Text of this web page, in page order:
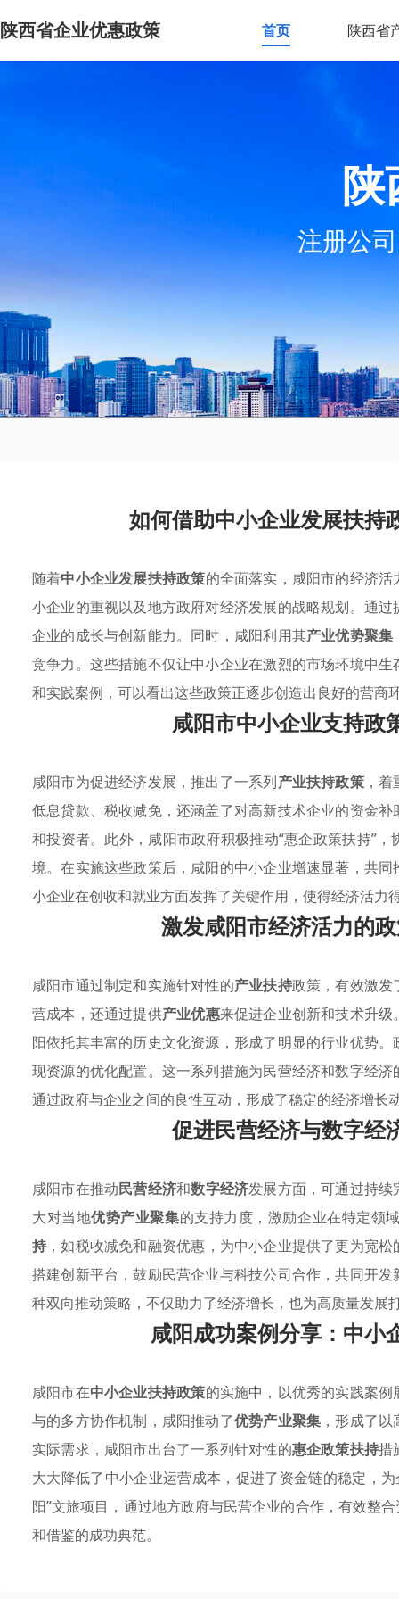
陕西省企业优惠政策 首页 陕西省
陕
注册公
如何借助中小企业发展扶持
随着中小企业发展扶持政策的全面落实，咸阳市的经济
小企业的重视以及地方政府对经济发展的战略规划。通过
企业的成长与创新能力。同时，咸阳利用其产业优势聚集
竞争力。这些措施不仅让中小企业在激烈的市场环境中
和实践案例，可以看出这些政策正逐步创造出良好的营商
咸阳市中小企业支持政
咸阳市为促进经济发展，推出了一系列产业扶持政策，着
低息贷款、税收减免，还涵盖了对高新技术企业的资金补
和投资者。此外，咸阳市政府积极推动“惠企政策扶持”
境。在实施这些政策后，咸阳的中小企业增速显著，共
小企业在创收和就业方面发挥了关键作用，使得经济活力
激发咸阳市经济活力的
咸阳市通过制定和实施针对性的产业扶持政策，有效激发
营成本，还通过提供产业优惠来促进企业创新和技术升
阳依托其丰富的历史文化资源，形成了明显的行业优势
现资源的优化配置。这一系列措施为民营经济和数字经
通过政府与企业之间的良性互动，形成了稳定的经济增长
促进民营经济与数字经
咸阳市在推动民营经济和数字经济发展方面，可通过持续
大对当地优势产业聚集的支持力度，激励企业在特定领
持 ，如税收减免和融资优惠，为中小企业提供了更为宽
搭建创新平台，鼓励民营企业与科技公司合作，共同开
种双向推动策略，不仅助力了经济增长，也为高质量发展
咸阳成功案例分享：中小
咸阳市在中小企业扶持政策的实施中，以优秀的实践案
与的多方协作机制，咸阳推动了优势产业聚集 ，形成了
实际需求，咸阳市出台了一系列针对性的惠企政策扶持措
大大降低了中小企业运营成本，促进了资金链的稳定，
阳”文旅项目，通过地方政府与民营企业的合作，有效整
和借鉴的成功典范。